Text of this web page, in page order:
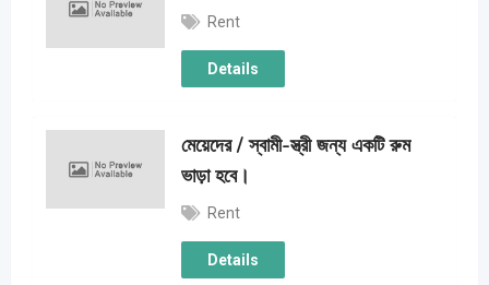
Rent
Details
মেয়েদের / স্বামী-স্ত্রী জন্য একটি রুম
ভাড়া হবে।
Rent
Details